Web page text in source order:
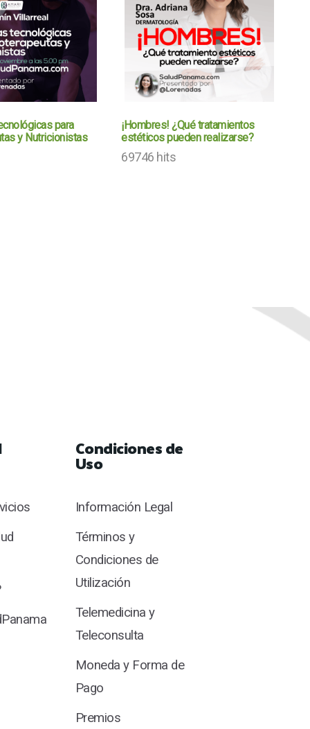
para
y Nutricionistas
¡Hombres! ¿Qué tratamientos
estéticos pueden realizarse?
69746 hits
Condiciones de
Uso
Información Legal
Términos y
Condiciones de
Utilización
Telemedicina y
Teleconsulta
Moneda y Forma de
Pago
Premios